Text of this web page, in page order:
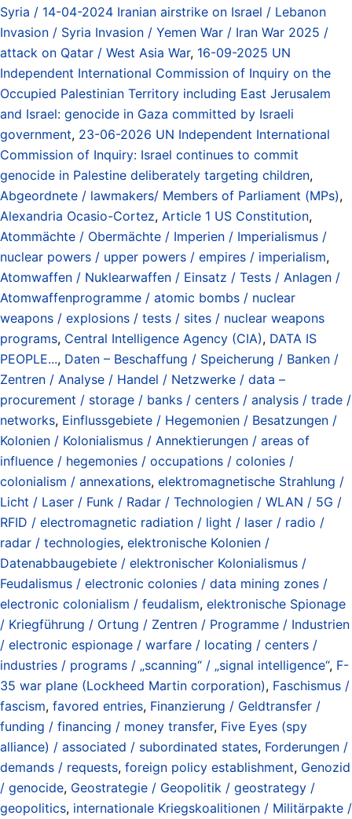
Syria / 14-04-2024 Iranian airstrike on Israel / Lebanon
Invasion / Syria Invasion / Yemen War / Iran War 2025 /
attack on Qatar / West Asia War, 16-09-2025 UN
Independent International Commission of Inquiry on the
Occupied Palestinian Territory including East Jerusalem
and Israel: genocide in Gaza committed by Israeli
government, 23-06-2026 UN Independent International
Commission of Inquiry: Israel continues to commit
genocide in Palestine deliberately targeting children,
Abgeordnete / lawmakers/ Members of Parliament (MPs),
Alexandria Ocasio-Cortez, Article 1 US Constitution,
Atommächte / Obermächte / Imperien / Imperialismus /
nuclear powers / upper powers / empires / imperialism,
Atomwaffen / Nuklearwaffen / Einsatz / Tests / Anlagen /
Atomwaffenprogramme / atomic bombs / nuclear
weapons / explosions / tests / sites / nuclear weapons
programs, Central Intelligence Agency (CIA), DATA IS
PEOPLE..., Daten – Beschaffung / Speicherung / Banken /
Zentren / Analyse / Handel / Netzwerke / data –
procurement / storage / banks / centers / analysis / trade /
networks, Einflussgebiete / Hegemonien / Besatzungen /
Kolonien / Kolonialismus / Annektierungen / areas of
influence / hegemonies / occupations / colonies /
colonialism / annexations, elektromagnetische Strahlung /
Licht / Laser / Funk / Radar / Technologien / WLAN / 5G /
RFID / electromagnetic radiation / light / laser / radio /
radar / technologies, elektronische Kolonien /
Datenabbaugebiete / elektronischer Kolonialismus /
Feudalismus / electronic colonies / data mining zones /
electronic colonialism / feudalism, elektronische Spionage
/ Kriegführung / Ortung / Zentren / Programme / Industrien
/ electronic espionage / warfare / locating / centers /
industries / programs / „scanning“ / „signal intelligence“, F-
35 war plane (Lockheed Martin corporation), Faschismus /
fascism, favored entries, Finanzierung / Geldtransfer /
funding / financing / money transfer, Five Eyes (spy
alliance) / associated / subordinated states, Forderungen /
demands / requests, foreign policy establishment, Genozid
/ genocide, Geostrategie / Geopolitik / geostrategy /
geopolitics, internationale Kriegskoalitionen / Militärpakte /